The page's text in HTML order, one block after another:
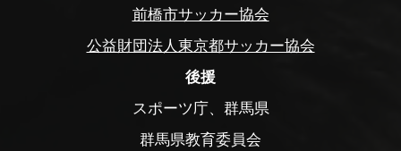
前橋市サッカー協会
公益財団法人東京都サッカー協会
後援
スポーツ庁、群馬県
群馬県教育委員会